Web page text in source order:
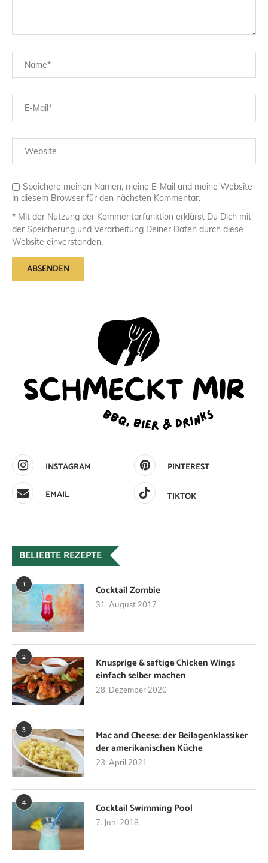
Speichere meinen Namen, meine E-Mail und meine Website
in diesem Browser für den nächsten Kommentar.
* Mit der Nutzung der Kommentarfunktion erklärst Du Dich mit
der Speicherung und Verarbeitung Deiner Daten durch diese
Website einverstanden.
INSTAGRAM
PINTEREST
EMAIL
TIKTOK
BELIEBTE REZEPTE
1 Cocktail Zombie
31. August 2017
2
Knusprige & saftige Chicken Wings
einfach selber machen
28. Dezember 2020
3
Mac and Cheese: der Beilagenklassiker
der amerikanischen Küche
23. April 2021
4 Cocktail Swimming Pool
7. Juni 2018